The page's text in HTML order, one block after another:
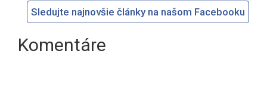
Sledujte najnovšie články na našom Facebooku
Komentáre